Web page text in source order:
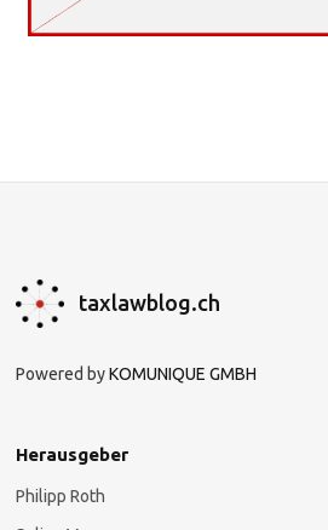
taxlawblog.ch
Powered byKOMUNIQUE GMBH
Herausgeber
Philipp Roth